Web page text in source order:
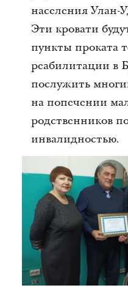
населения Улан-
Эти кровати
пункты проката
реабилитации в
послужить
на попечении
родственников
инвалидностью.